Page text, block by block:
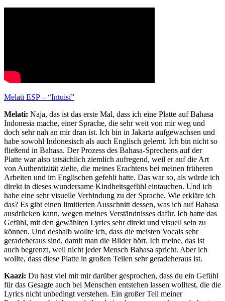
Melati ESP – “Intuisi”
Melati: Naja, das ist das erste Mal, dass ich eine Platte auf Bahasa
Indonesia mache, einer Sprache, die sehr weit von mir weg und
doch sehr nah an mir dran ist. Ich bin in Jakarta aufgewachsen und
habe sowohl Indonesisch als auch Englisch gelernt. Ich bin nicht so
fließend in Bahasa. Der Prozess des Bahasa-Sprechens auf der
Platte war also tatsächlich ziemlich aufregend, weil er auf die Art
von Authentizität zielte, die meines Erachtens bei meinen früheren
Arbeiten und im Englischen gefehlt hatte. Das war so, als würde ich
direkt in dieses wundersame Kindheitsgefühl eintauchen. Und ich
habe eine sehr visuelle Verbindung zu der Sprache. Wie erkläre ich
das? Es gibt einen limitierten Ausschnitt dessen, was ich auf Bahasa
ausdrücken kann, wegen meines Verständnisses dafür. Ich hatte das
Gefühl, mit den gewählten Lyrics sehr direkt und visuell sein zu
können. Und deshalb wollte ich, dass die meisten Vocals sehr
geradeheraus sind, damit man die Bilder hört. Ich meine, das ist
auch begrenzt, weil nicht jeder Mensch Bahasa spricht. Aber ich
wollte, dass diese Platte in großen Teilen sehr geradeheraus ist.
Kaazi: Du hast viel mit mir darüber gesprochen, dass du ein Gefühl
für das Gesagte auch bei Menschen entstehen lassen wolltest, die die
Lyrics nicht unbedingt verstehen. Ein großer Teil meiner